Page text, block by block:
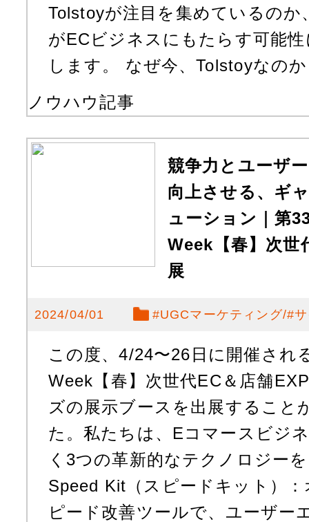
Tolstoyが注目を集めているの
がECビジネスにもたらす可能
します。 なぜ今、Tolstoyなの
ノウハウ記事
競争力とユーザ
向上させる、ギ
ューション｜第
Week【春】次世
展
2024/04/01 #UGCマーケティング #
この度、4/24〜26日に開催され
Week【春】次世代EC＆店舗
ズの展示ブースを出展すること
た。私たちは、Eコマースビジ
く3つの革新的なテクノロジー
Speed Kit（スピードキット）
ピード改善ツールで、ユーザー